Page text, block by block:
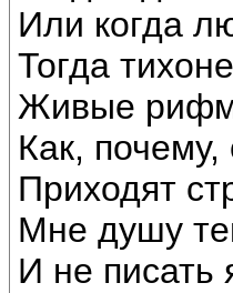
Или когда
Тогда
Живые
Как,
Приходят
Мне душу
И не писать